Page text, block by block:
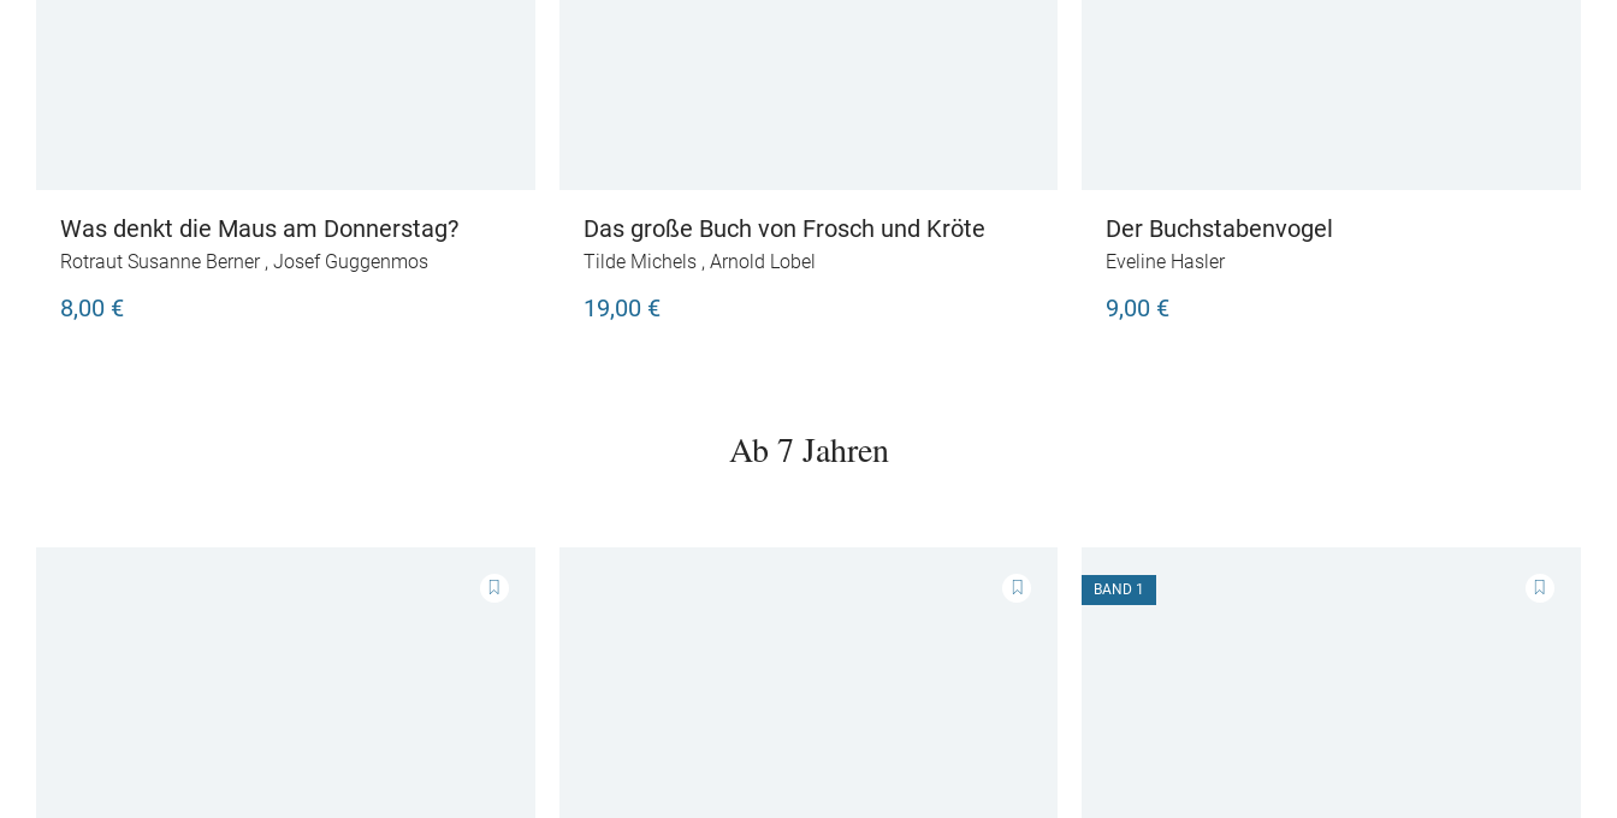
Was denkt die Maus am Donnerstag?
Rotraut Susanne Berner, Josef Guggenmos
8,00 €
Das große Buch von Frosch und Kröte
Tilde Michels, Arnold Lobel
19,00 €
Der Buchstabenvogel
Eveline Hasler
9,00 €
Ab 7 Jahren
BAND 1